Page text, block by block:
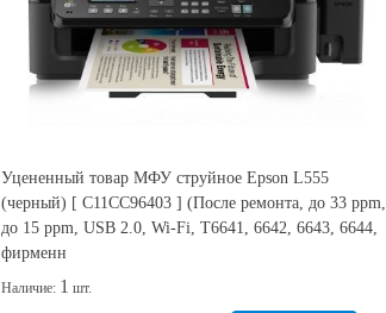
Уцененный товар МФУ струйное Epson L555
(черный) [ C11CC96403 ] (После ремонта, до 33 ppm,
до 15 ppm, USB 2.0, Wi-Fi, T6641, 6642, 6643, 6644,
фирменн
Наличие: 1 шт.